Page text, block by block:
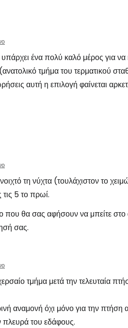
ένα πολύ καλό μέρος για να
τμήμα του τερματικού
αυτή η επιλογή φαίνεται
τη νύχτα (τουλάχιστον το
5 το πρωί.
που θα σας αφήσουν να μπείτε στο
σας.
τμήμα μετά την τελευταία
αναμονή όχι μόνο για την πτήση
πλευρά του εδάφους.